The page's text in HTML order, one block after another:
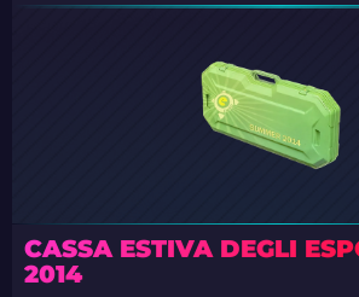
CASSA ESTIVA DEGLI
2014